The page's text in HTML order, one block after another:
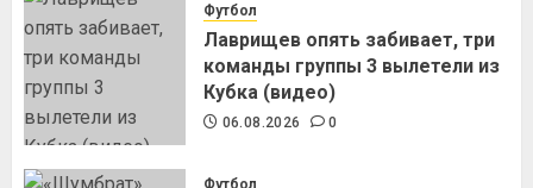
Футбол
Лаврищев опять забивает, три
команды группы 3 вылетели из
Кубка (видео)
06.08.2026 0
Футбол